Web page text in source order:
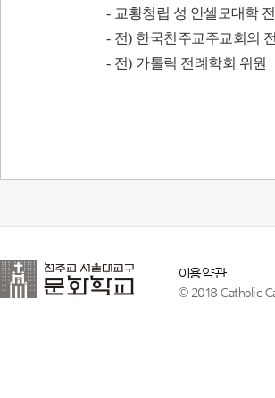
- 교황청립 성 안셀모대학
- 전) 한국천주교주교회의
- 전) 가톨릭 전례학회 위원
이용약관
© 2018 Catholic